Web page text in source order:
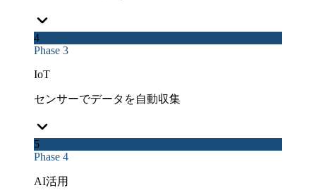
4
Phase 3
IoT
センサーでデータを自動収集
5
Phase 4
AI活用